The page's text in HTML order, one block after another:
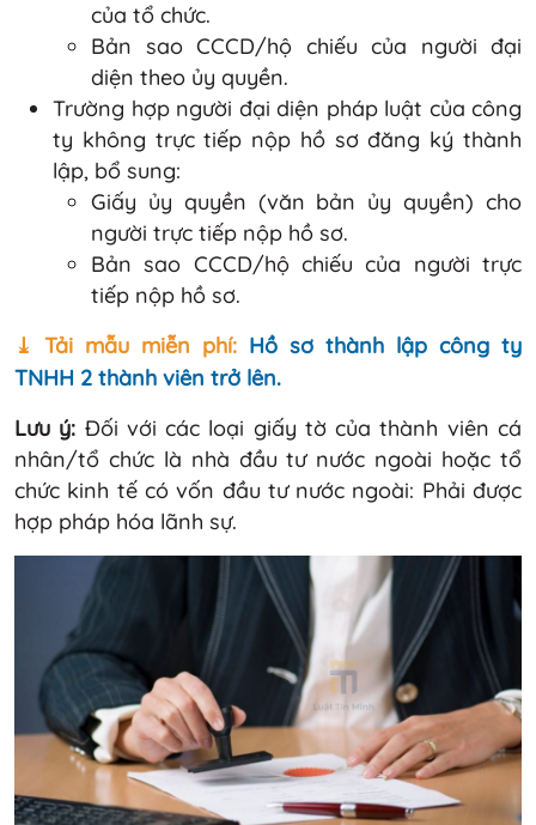
của tổ chức.
Bản sao CCCD/hộ chiếu của người đại
diện theo ủy quyền.
Trường hợp người đại diện pháp luật của công
ty không trực tiếp nộp hồ sơ đăng ký thành
lập, bổ sung:
Giấy ủy quyền (văn bản ủy quyền) cho
người trực tiếp nộp hồ sơ.
Bản sao CCCD/hộ chiếu của người trực
tiếp nộp hồ sơ.
⤓ Tải mẫu miễn phí: Hồ sơ thành lập công ty
TNHH 2 thành viên trở lên.
Lưu ý: Đối với các loại giấy tờ của thành viên cá
nhân/tổ chức là nhà đầu tư nước ngoài hoặc tổ
chức kinh tế có vốn đầu tư nước ngoài: Phải được
hợp pháp hóa lãnh sự.